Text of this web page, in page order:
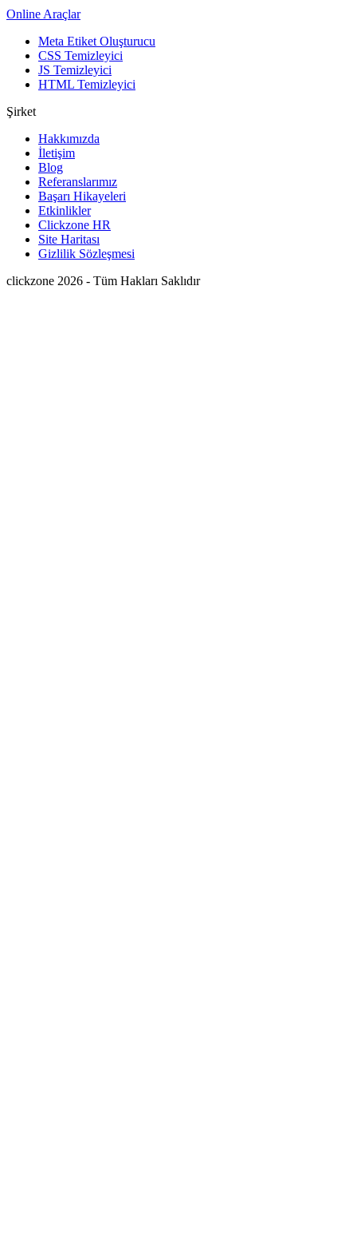
Online Araçlar
Meta Etiket Oluşturucu
CSS Temizleyici
JS Temizleyici
HTML Temizleyici
Şirket
Hakkımızda
İletişim
Blog
Referanslarımız
Başarı Hikayeleri
Etkinlikler
Clickzone HR
Site Haritası
Gizlilik Sözleşmesi
clickzone 2026 - Tüm Hakları Saklıdır